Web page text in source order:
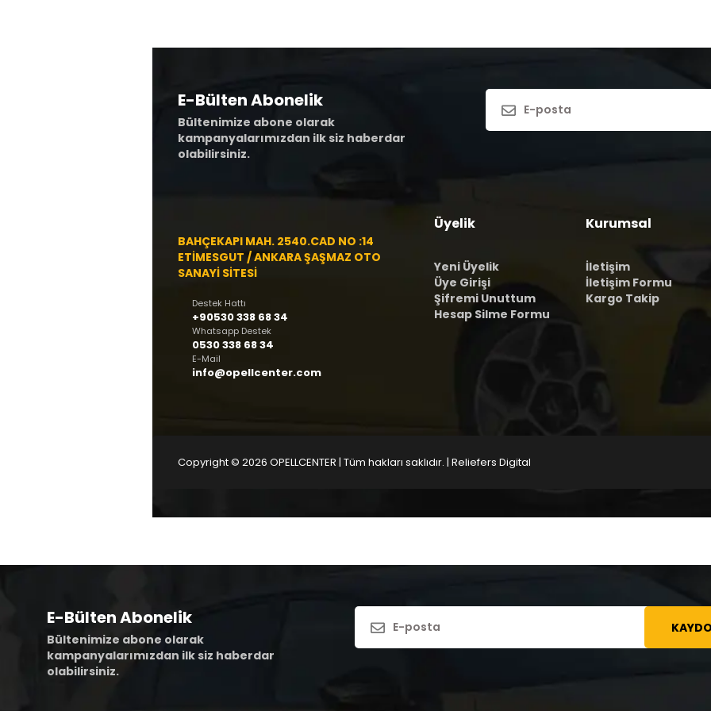
E-Bülten Abonelik
Bültenimize abone olarak
kampanyalarımızdan ilk siz haberdar
olabilirsiniz.
BAHÇEKAPI MAH. 2540.CAD NO :14
ETİMESGUT / ANKARA ŞAŞMAZ OTO
SANAYİ SİTESİ
Destek Hattı
+90530 338 68 34
Whatsapp Destek
0530 338 68 34
E-Mail
info@opellcenter.com
Üyelik
Yeni Üyelik
Üye Girişi
Şifremi Unuttum
Hesap Silme Formu
Kurumsal
İletişim
İletişim Formu
Kargo Takip
Copyright © 2026 OPELLCENTER | Tüm hakları saklıdır. | Reliefers Digital
E-Bülten Abonelik
Bültenimize abone olarak
kampanyalarımızdan ilk siz haberdar
olabilirsiniz.